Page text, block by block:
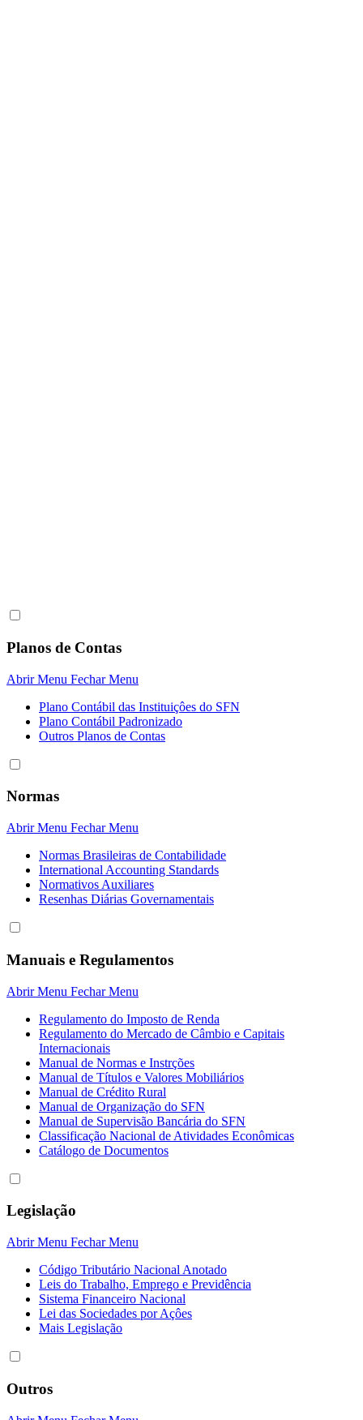
Planos de Contas
Abrir Menu Fechar Menu
Plano Contábil das Instituiçôes do SFN
Plano Contábil Padronizado
Outros Planos de Contas
Normas
Abrir Menu Fechar Menu
Normas Brasileiras de Contabilidade
International Accounting Standards
Normativos Auxiliares
Resenhas Diárias Governamentais
Manuais e Regulamentos
Abrir Menu Fechar Menu
Regulamento do Imposto de Renda
Regulamento do Mercado de Câmbio e Capitais
Internacionais
Manual de Normas e Instrções
Manual de Títulos e Valores Mobiliários
Manual de Crédito Rural
Manual de Organização do SFN
Manual de Supervisão Bancária do SFN
Classificação Nacional de Atividades Econômicas
Catálogo de Documentos
Legislação
Abrir Menu Fechar Menu
Código Tributário Nacional Anotado
Leis do Trabalho, Emprego e Previdência
Sistema Financeiro Nacional
Lei das Sociedades por Açôes
Mais Legislação
Outros